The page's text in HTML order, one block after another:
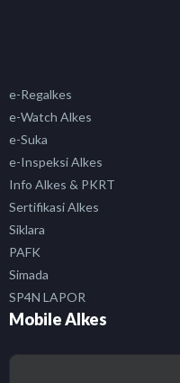
e-Regalkes
e-Watch Alkes
e-Suka
e-Inspeksi Alkes
Info Alkes & PKRT
Sertifikasi Alkes
Siklara
PAFK
Simada
SP4N LAPOR
Mobile Alkes